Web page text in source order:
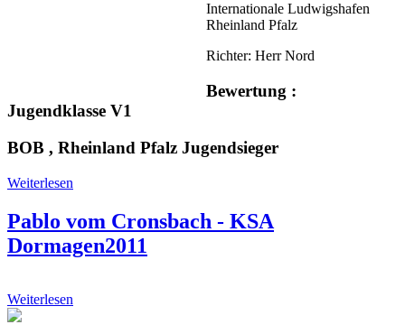
Internationale Ludwigshafen
Rheinland Pfalz
Richter: Herr Nord
Bewertung :
Jugendklasse V1
BOB , Rheinland Pfalz Jugendsieger
Weiterlesen
Pablo vom Cronsbach - KSA
Dormagen2011
Weiterlesen